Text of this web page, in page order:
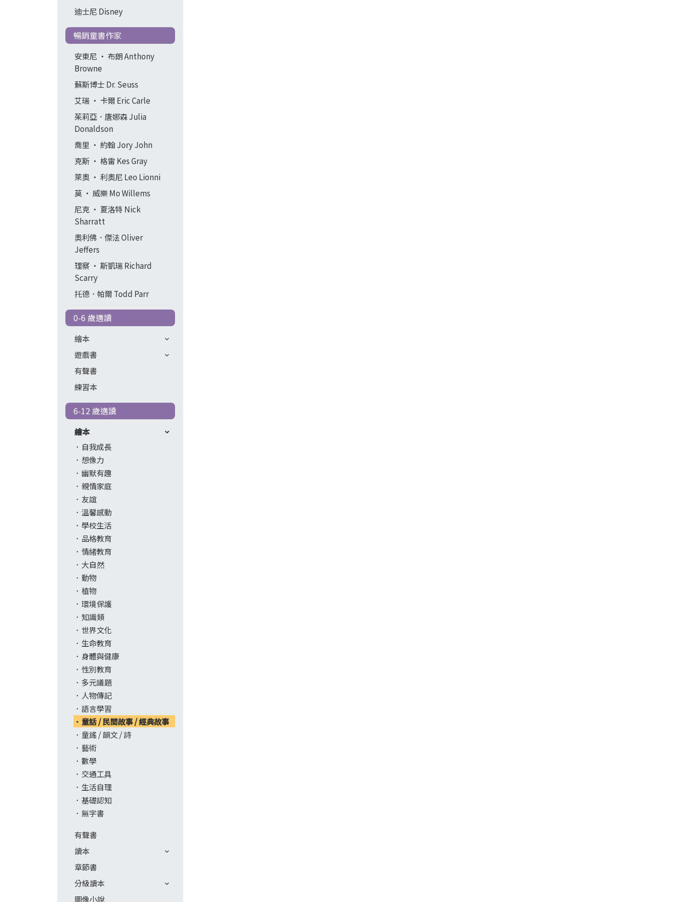
迪士尼 Disney
暢銷童書作家
安東尼 ‧ 布朗 Anthony
Browne
蘇斯博士 Dr. Seuss
艾瑞 ‧ 卡爾 Eric Carle
茱莉亞．唐娜森 Julia
Donaldson
喬里 ‧ 約翰 Jory John
克斯 ‧ 格雷 Kes Gray
萊奧 ‧ 利奧尼 Leo Lionni
莫 ‧ 威樂 Mo Willems
尼克 ‧ 夏洛特 Nick
Sharratt
奧利佛．傑法 Oliver
Jeffers
理察 ‧ 斯凱瑞 Richard
Scarry
托德．帕爾 Todd Parr
0-6 歲適讀
繪本
遊戲書
有聲書
練習本
6-12 歲適讀
繪本
自我成長
想像力
幽默有趣
親情家庭
友誼
溫馨感動
學校生活
品格教育
情緒教育
大自然
動物
植物
環境保護
知識類
世界文化
生命教育
身體與健康
性別教育
多元議題
人物傳記
語言學習
童話 / 民間故事 / 經典故事
童謠 / 韻文 / 詩
藝術
數學
交通工具
生活自理
基礎認知
無字書
有聲書
讀本
章節書
分級讀本
圖像小說